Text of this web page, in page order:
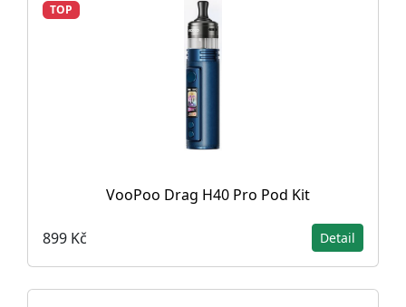
TOP
VooPoo Drag H40 Pro Pod Kit
899 Kč Detail